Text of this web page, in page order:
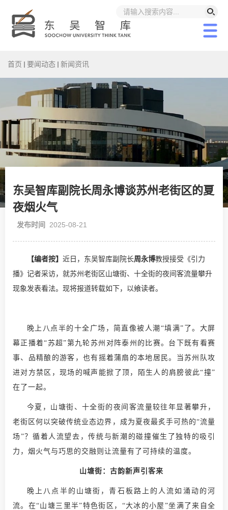
首页 要闻动态 新闻资讯
东吴智库副院长周永博谈苏州老街区的夏
夜烟火气
发布时间 2025-08-21
【编者按】 近日，东吴智库副院长周永博教授接受《引力
播》记者采访，就苏州老街区山塘街、十全街的夜间客流量攀升
现象发表看法。 现将报道转载如下，以飨读者。
晚上八点半的十全广场，简直像被人潮“填满”了。大屏
幕正播着“苏超”第九轮苏州对阵泰州的比赛。台下既有看赛
事、品精酿的游客，也有摇着蒲扇的本地居民。当苏州队攻
进对方禁区，现场的喊声能掀了顶，陌生人的肩膀彼此“撞”
在了一起。
今夏，山塘街、十全街的夜间客流量较往年显著攀升，
老街区何以突破传统业态边界，成为夏夜最炙手可热的“流量
场”？循着人流望去，传统与新潮的碰撞催生了独特的吸引
力，烟火气与巧思的交融则让流量有了可持续的温度。
山塘街：古韵新声引客来
晚上八点半的山塘街，青石板路上的人流如涌动的河
流。在“山塘三里半”特色街区，“大冰的小屋”坐满了来自全